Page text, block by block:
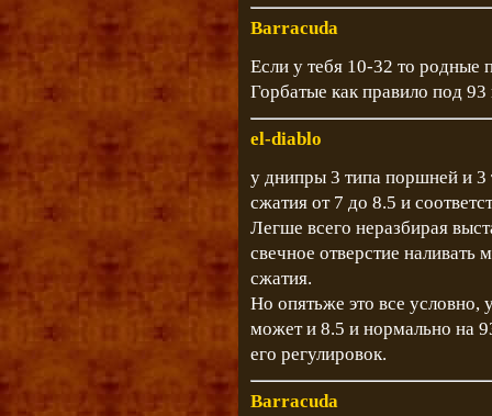
Barracuda
Если у тебя 10-32 то родные
Горбатые как правило под
el-diablo
у днипры 3 типа поршней и 3
сжатия от 7 до 8.5 и
Легше всего неразбирая
свечное отверстие наливать
сжатия.
Но опятьже это все условно,
может и 8.5 и нормально на
его регулировок.
Barracuda